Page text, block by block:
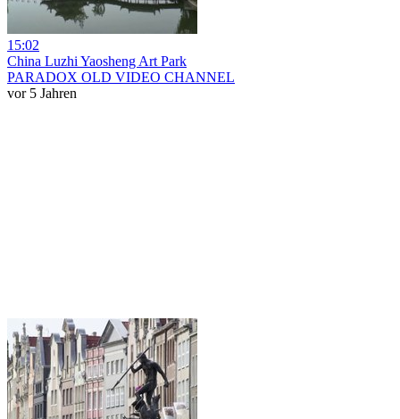
15:02
China Luzhi Yaosheng Art Park
PARADOX OLD VIDEO CHANNEL
vor 5 Jahren